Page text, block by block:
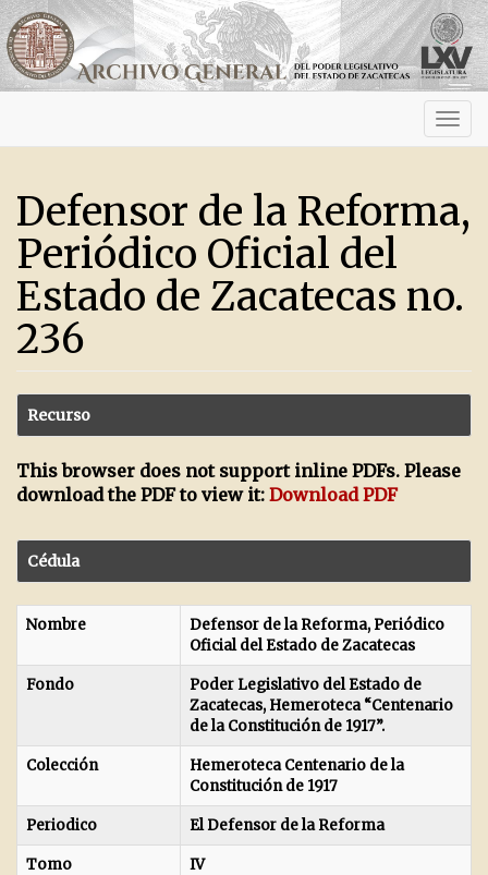
Defensor de la Reforma,
Periódico Oficial del
Estado de Zacatecas no.
236
Recurso
This browser does not support inline PDFs. Please
download the PDF to view it: Download PDF
Cédula
Nombre
Defensor de la Reforma, Periódico
Oficial del Estado de Zacatecas
Fondo
Poder Legislativo del Estado de
Zacatecas, Hemeroteca “Centenario
de la Constitución de 1917”.
Colección
Hemeroteca Centenario de la
Constitución de 1917
Periodico El Defensor de la Reforma
Tomo IV